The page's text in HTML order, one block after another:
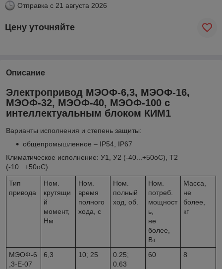
Отправка с 21 августа 2026
Цену уточняйте
Описание
Электропривод МЭОФ-6,3, МЭОФ-16,
МЭОФ-32, МЭОФ-40, МЭОФ-100 с
интеллектуальным блоком КИМ1
Варианты исполнения и степень защиты:
общепромышленное – IP54, IP67
Климатическое исполнение: У1, У2 (-40...+50oС), Т2
(-10...+50oС)
Тип
привода
Ном.
крутящи
й
момент,
Нм
Ном.
время
полного
хода, с
Ном.
полный
ход, об.
Ном.
потреб.
мощност
ь,
не
более,
Вт
Масса,
не
более,
кг
МЭОФ-6
,3-Е-07
6,3 10; 25
0.25;
0.63
60 8